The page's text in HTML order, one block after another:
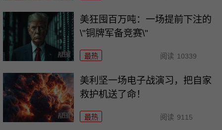
美狂囤百万吨：一场提前下注的
\"铜牌军备竞赛\"
最热 阅读 10339
美利坚一场电子战演习，把自家
救护机送了命！
最热 阅读 9115